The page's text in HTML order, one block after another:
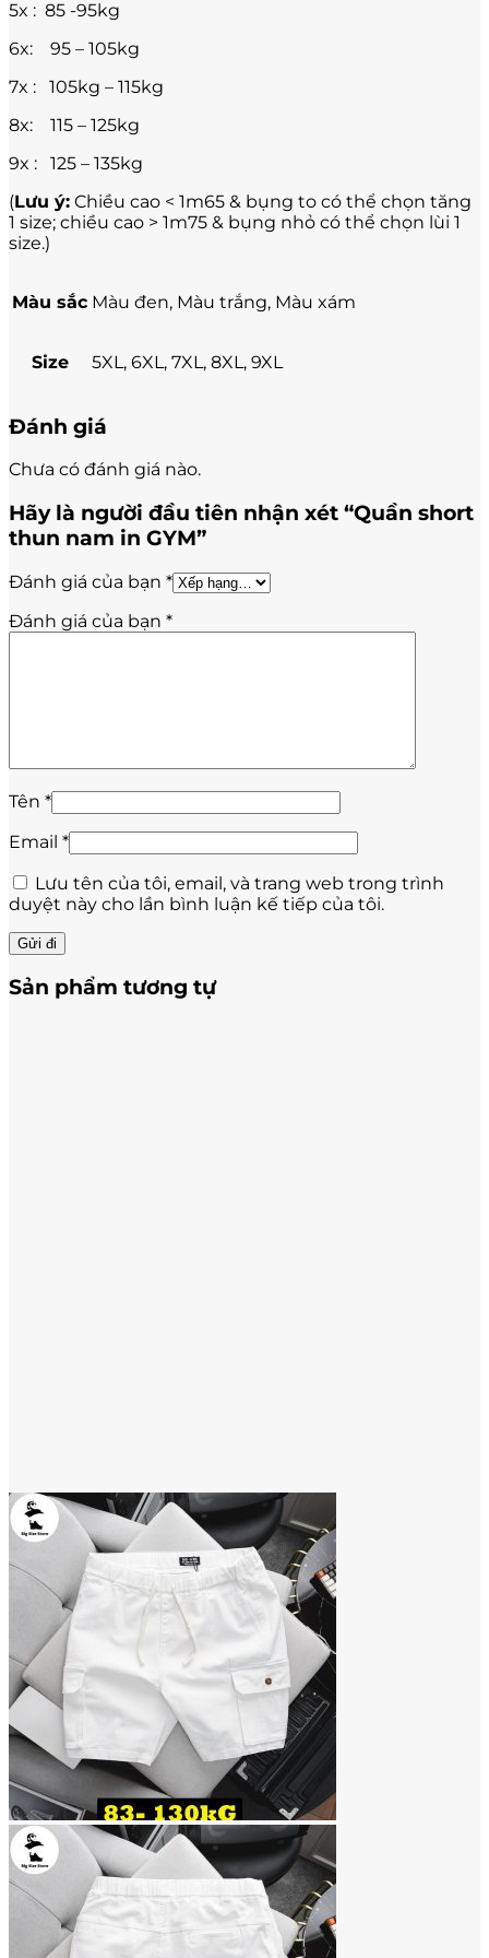
5x : 85 -95kg
6x: 95 – 105kg
7x : 105kg – 115kg
8x: 115 – 125kg
9x : 125 – 135kg
(Lưu ý: Chiều cao < 1m65 & bụng to có thể chọn tăng
1 size; chiều cao > 1m75 & bụng nhỏ có thể chọn lùi 1
size.)
Màu sắc Màu đen, Màu trắng, Màu xám
Size 5XL, 6XL, 7XL, 8XL, 9XL
Đánh giá
Chưa có đánh giá nào.
Hãy là người đầu tiên nhận xét “Quần short
thun nam in GYM”
Đánh giá của bạn *
Đánh giá của bạn *
Tên *
Email *
Lưu tên của tôi, email, và trang web trong trình
duyệt này cho lần bình luận kế tiếp của tôi.
Sản phẩm tương tự